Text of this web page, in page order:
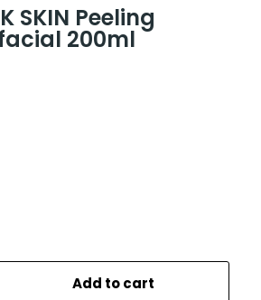
SKIN Peeling
200ml
Add to cart